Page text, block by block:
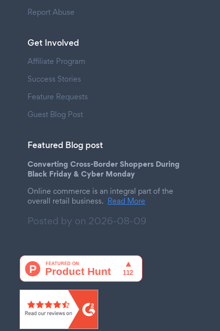
Report Abuse
Get Involved
Affiliate Program
Success Stories
Feature Requests
Guest Blog Post
Featured Blog post
Converting Cross-Border Shoppers During
Black Friday & Cyber Monday
Online commerce is an integral part of the
overall retail business. Read More
Posted by on 2026-08-09